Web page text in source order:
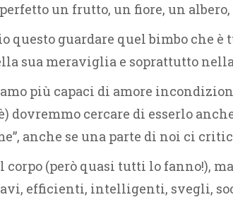
un frutto, un fiore, un
questo guardare quel bimbo che è
sua meraviglia e soprattutto
più capaci di amore
cercare di esserlo
anche se una parte di noi ci
(però quasi tutti lo fanno!),
efficienti, intelligenti, svegli,